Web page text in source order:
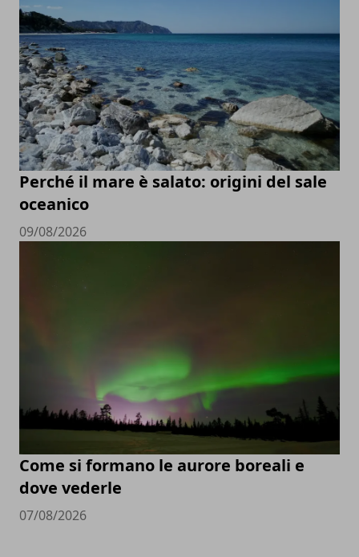
Perché il mare è salato: origini del sale
oceanico
09/08/2026
Come si formano le aurore boreali e
dove vederle
07/08/2026